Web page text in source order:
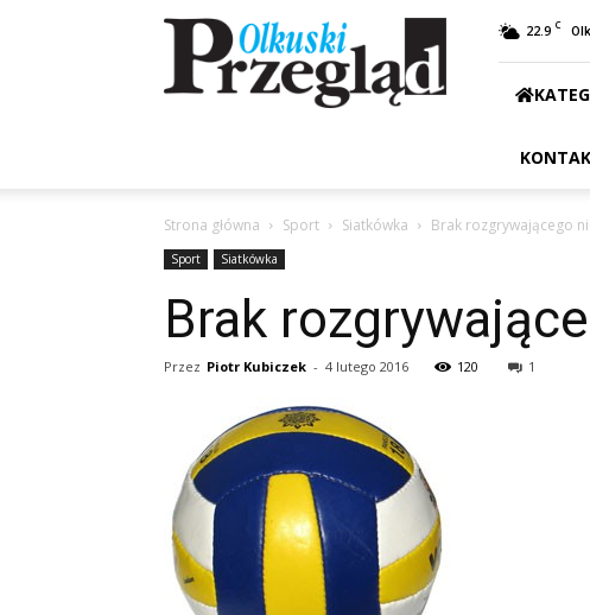
Przegląd
Olkuski
22.9 C
Strona główna Sport Siatkówka Brak rozgrywającego
Sport Siatkówka
Brak
Przez Piotr Kubiczek - 4 lutego 2016 120 1